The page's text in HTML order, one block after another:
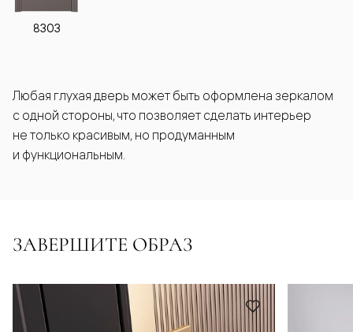
8303
Любая глухая дверь может быть оформлена зеркалом
с одной стороны, что позволяет сделать интерьер
не только красивым, но продуманным
и функциональным.
ЗАВЕРШИТЕ ОБРАЗ